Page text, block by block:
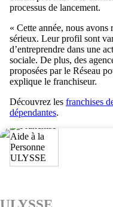
processus de lancement.
« Cette année, nous
sérieux. Leur profil sont
d’entreprendre dans une
sociale. De plus, des
proposées par le Réseau
explique le franchiseur.
Découvrez les franchises
dépendantes.